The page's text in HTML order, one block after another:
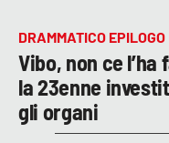
DRAMMATICO EPILOGO
Vibo, non ce
la 23enne
gli organi